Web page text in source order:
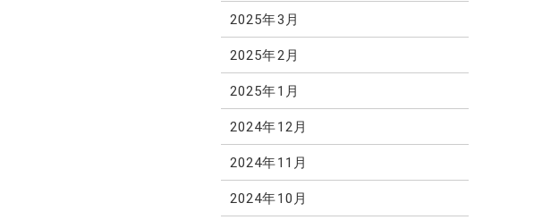
2025年3月
2025年2月
2025年1月
2024年12月
2024年11月
2024年10月